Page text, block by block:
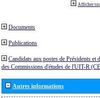
Afficher
Documents
Publications
Candidats aux postes de Présidents et
des Commissions d'études de l'UIT-R
Autres informations